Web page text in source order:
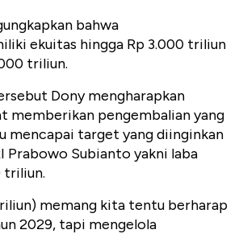
bahwa
ekuitas hingga Rp 3.000 triliun
triliun.
Dony mengharapkan
memberikan pengembalian yang
mencapai target yang diinginkan
Prabowo Subianto yakni laba
triliun.
memang kita tentu berharap
2029, tapi mengelola